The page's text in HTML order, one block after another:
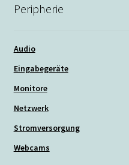
Peripherie
Audio
Eingabegeräte
Monitore
Netzwerk
Stromversorgung
Webcams